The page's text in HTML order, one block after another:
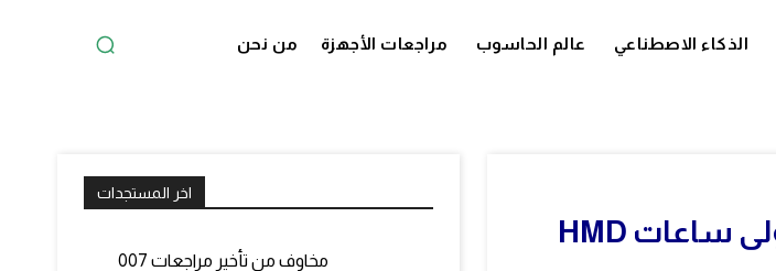
الذكاء الاصطناعي عالم الحاسوب مراجعات الأجهزة من نحن
تعرف على HMD Rubber 1 وHMD Rubber 1S: أولى ساعات HMD
اخر المستجدات
مخاوف من تأخير مراجعات 007